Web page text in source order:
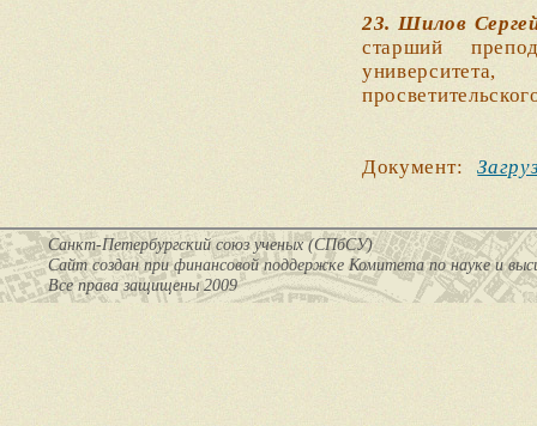
23. Шилов
старший
Документ:
Санкт-Петербургский союз ученых (СПбСУ)
Cайт создан при финансовой поддержке Комитета по науке и
Все права защищены 2009